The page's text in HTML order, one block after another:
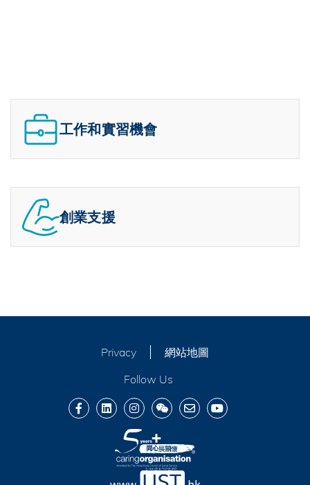
工作和實習機會
創業支援
Privacy
網站地圖
Follow Us